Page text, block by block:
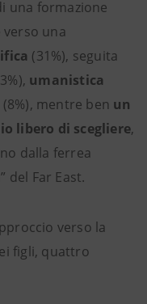
una formazione
una
(31%), seguita
umanistica
(8%), mentre ben un
libero di scegliere,
dalla ferrea
del Far East.
verso la
figli, quattro